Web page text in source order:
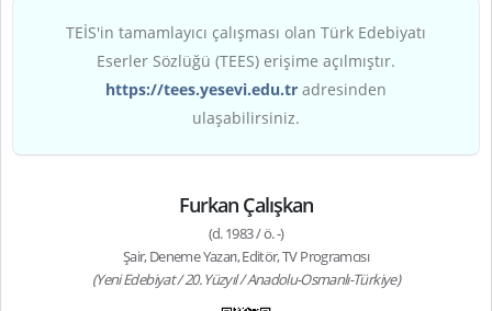
TEİS'in tamamlayıcı çalışması olan Türk Edebiyatı
Eserler Sözlüğü (TEES) erişime açılmıştır.
https://tees.yesevi.edu.tr adresinden
ulaşabilirsiniz.
Furkan Çalışkan
(d. 1983 / ö. -)
Şair, Deneme Yazarı, Editör, TV Programcısı
(Yeni Edebiyat / 20. Yüzyıl / Anadolu-Osmanlı-Türkiye)